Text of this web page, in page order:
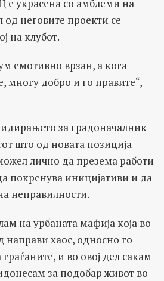
е украсена со амблеми на
од неговите проекти се
на клубот.
емотивно врзан, а кога
многу добро и го правите“,
за градоначалник
што од новата позиција
лично да презема работи
покренува иницијативи и да
неправилности.
на урбаната мафија која во
направи хаос, односно го
и во овој дел сакам
за подобар живот во